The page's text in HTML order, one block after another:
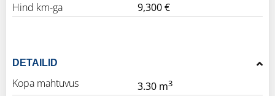
Hind km-ga
9,300 €
DETAILID
Kopa mahtuvus 3.30 m3